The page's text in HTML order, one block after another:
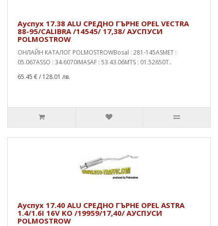
Ауспух 17.38 ALU СРЕДНО ГЪРНЕ OPEL VECTRA
88-95/CALIBRA /14545/ 17,38/ АУСПУСИ
POLMOSTROW
ОНЛАЙН КАТАЛОГ POLMOSTROWBosal : 281-145ASMET :
05.067ASSO : 34.6070IMASAF : 53.43.06MTS : 01.52650T..
65.45 €/ 128.01 лв.
Ауспух 17.40 ALU СРЕДНО ГЪРНЕ OPEL ASTRA
1.4/1.6I 16V KO /19959/17,40/ АУСПУСИ
POLMOSTROW